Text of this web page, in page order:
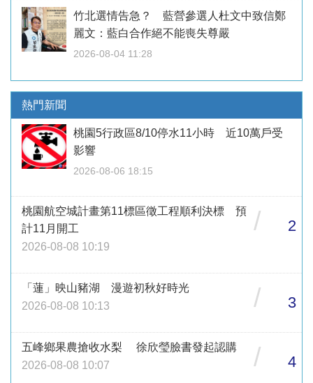
竹北選情告急？ 藍營參選人杜文中致信鄭
麗文：藍白合作絕不能喪失尊嚴
2026-08-04 11:28
熱門新聞
桃園5行政區8/10停水11小時 近10萬戶受
影響
2026-08-06 18:15
桃園航空城計畫第11標區徵工程順利決標 預
計11月開工
2026-08-08 10:19
/ 2
「蓮」映山豬湖 漫遊初秋好時光
2026-08-08 10:13
/ 3
五峰鄉果農搶收水梨 徐欣瑩臉書發起認購
2026-08-08 10:07
/ 4